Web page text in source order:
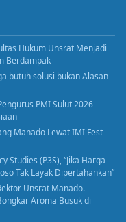
Hukum Unsrat Menjadi
Berdampak
butuh solusi bukan Alasan
PMI Sulut 2026–
Manado Lewat IMI Fest
Studies (P3S), “Jika Harga
Tak Layak Dipertahankan”
Unsrat Manado.
Aroma Busuk di